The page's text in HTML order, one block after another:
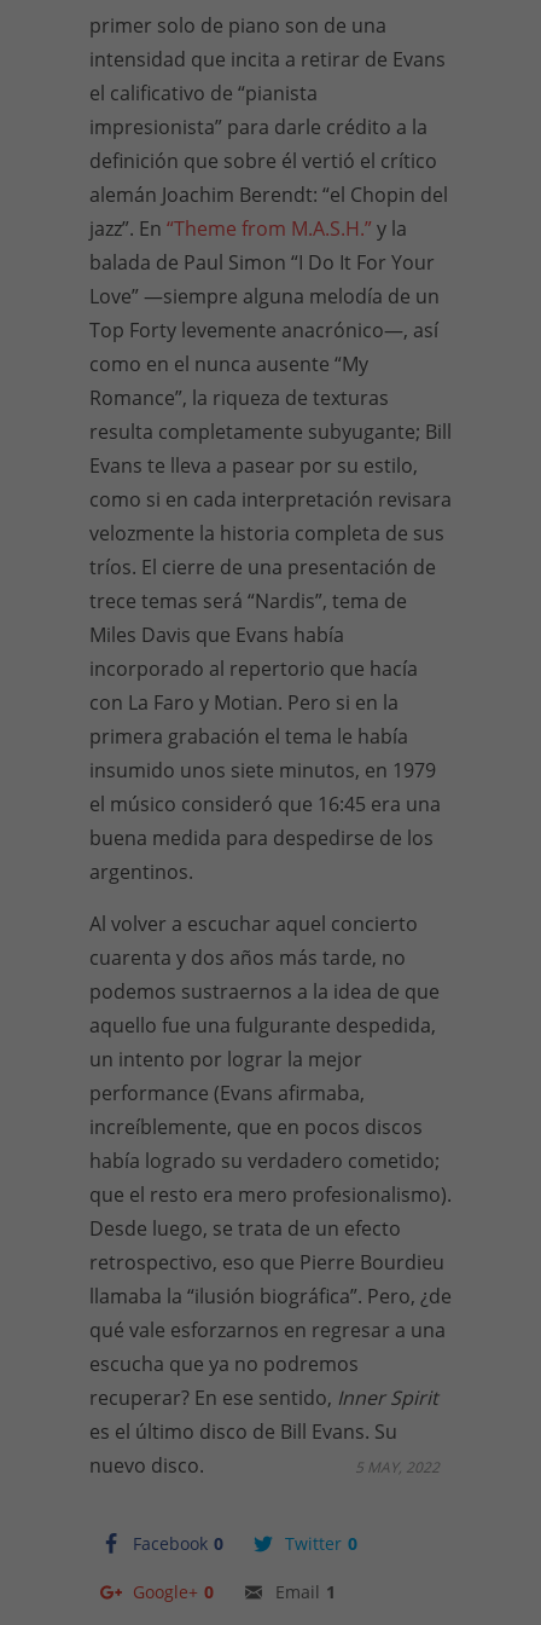
primer solo de piano son de una
intensidad que incita a retirar de Evans
el calificativo de “pianista
impresionista” para darle crédito a la
definición que sobre él vertió el crítico
alemán Joachim Berendt: “el Chopin del
jazz”. En “Theme from M.A.S.H.” y la
balada de Paul Simon “I Do It For Your
Love” —siempre alguna melodía de un
Top Forty levemente anacrónico—, así
como en el nunca ausente “My
Romance”, la riqueza de texturas
resulta completamente subyugante; Bill
Evans te lleva a pasear por su estilo,
como si en cada interpretación revisara
velozmente la historia completa de sus
tríos. El cierre de una presentación de
trece temas será “Nardis”, tema de
Miles Davis que Evans había
incorporado al repertorio que hacía
con La Faro y Motian. Pero si en la
primera grabación el tema le había
insumido unos siete minutos, en 1979
el músico consideró que 16:45 era una
buena medida para despedirse de los
argentinos.
Al volver a escuchar aquel concierto
cuarenta y dos años más tarde, no
podemos sustraernos a la idea de que
aquello fue una fulgurante despedida,
un intento por lograr la mejor
performance (Evans afirmaba,
increíblemente, que en pocos discos
había logrado su verdadero cometido;
que el resto era mero profesionalismo).
Desde luego, se trata de un efecto
retrospectivo, eso que Pierre Bourdieu
llamaba la “ilusión biográfica”. Pero, ¿de
qué vale esforzarnos en regresar a una
escucha que ya no podremos
recuperar? En ese sentido, Inner Spirit
es el último disco de Bill Evans. Su
nuevo disco.
Facebook 0 Twitter 0
Google+ 0 Email 1
5 MAY, 2022